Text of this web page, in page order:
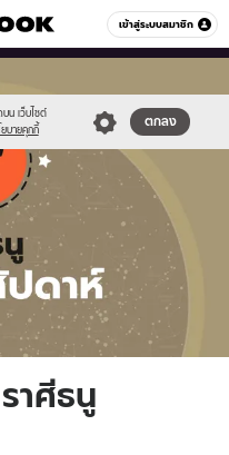
เข้าสู่ระบบสมาชิก
หมวดอื่นๆ
บน เว็บไซต์
ยบายคุกกี้
ตกลง
าศีธนู